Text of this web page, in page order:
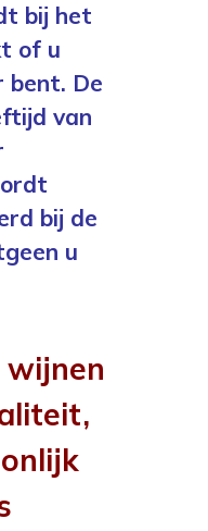
bij het
of u
bent. De
van
bij de
u
wijnen